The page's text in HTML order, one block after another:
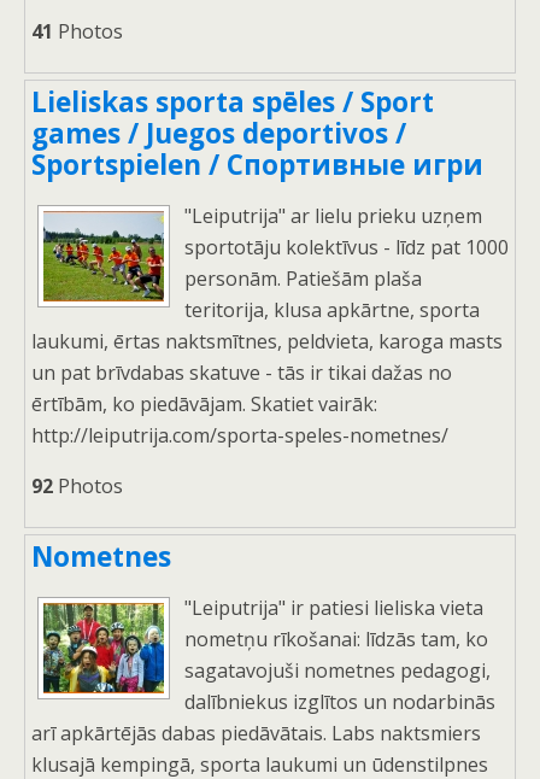
41 Photos
Lieliskas sporta spēles / Sport
games / Juegos deportivos /
Sportspielen / Спортивные игри
"Leiputrija" ar lielu prieku uzņem
sportotāju kolektīvus - līdz pat 1000
personām. Patiešām plaša
teritorija, klusa apkārtne, sporta
laukumi, ērtas naktsmītnes, peldvieta, karoga masts
un pat brīvdabas skatuve - tās ir tikai dažas no
ērtībām, ko piedāvājam. Skatiet vairāk:
http://leiputrija.com/sporta-speles-nometnes/
92 Photos
Nometnes
"Leiputrija" ir patiesi lieliska vieta
nometņu rīkošanai: līdzās tam, ko
sagatavojuši nometnes pedagogi,
dalībniekus izglītos un nodarbinās
arī apkārtējās dabas piedāvātais. Labs naktsmiers
klusajā kempingā, sporta laukumi un ūdenstilpnes